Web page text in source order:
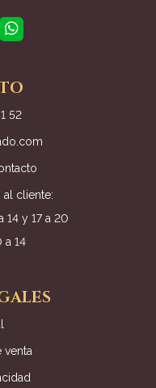
52
al cliente:
14 y 17 a 20
a 14
venta